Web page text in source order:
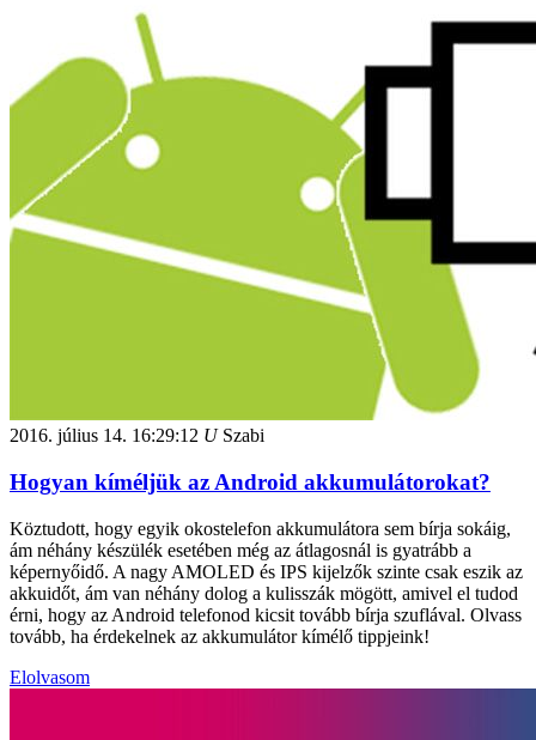
2016. július 14. 16:29:12 USzabi
Hogyan kíméljük az Android akkumulátorokat?
Köztudott, hogy egyik okostelefon akkumulátora sem bírja sokáig,
ám néhány készülék esetében még az átlagosnál is gyatrább a
képernyőidő. A nagy AMOLED és IPS kijelzők szinte csak eszik az
akkuidőt, ám van néhány dolog a kulisszák mögött, amivel el tudod
érni, hogy az Android telefonod kicsit tovább bírja szuflával. Olvass
tovább, ha érdekelnek az akkumulátor kímélő tippjeink!
Elolvasom